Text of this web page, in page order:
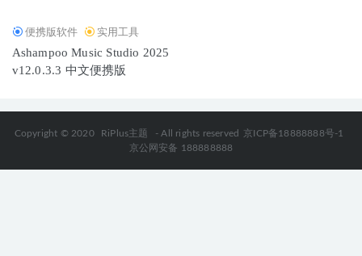
便携版软件 实用工具
Ashampoo Music Studio 2025
v12.0.3.3 中文便携版
Copyright © 2020 RiPlus主题 - All rights reserved
京ICP备18888888号-1
京公网安备 188888888
达索SolidWorks 2025 SP3.0 中文激活版-SW2025
Adobe Camera Raw v17.4中文版-优秀RAW处理工具
06-23